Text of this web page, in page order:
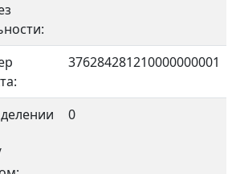
376284281210000000001
0